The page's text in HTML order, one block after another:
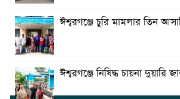
ঈশ্বরগঞ্জে চুরি মামলার তিন
ঈশ্বরগঞ্জে নিষিদ্ধ চায়না দুয়ারি